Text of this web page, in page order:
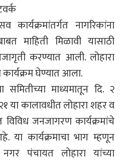
नागरिकांना
माहिती मिळावी यासाठी
करण्यात आली. लोहारा
कार्यक्रम घेण्यात आला.
समितीच्या माध्यमातून दि. २
या कालावधीत लोहारा शहर व
विविध जनजागरण कार्यक्रमांचे
कार्यक्रमाचा भाग म्हणून
पंचायत लोहारा यांच्या